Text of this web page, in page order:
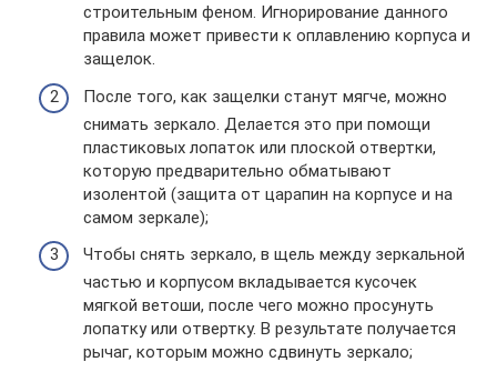
строительным феном. Игнорирование данного
правила может привести к оплавлению корпуса и
защелок.
После того, как защелки станут мягче, можно
снимать зеркало. Делается это при помощи
пластиковых лопаток или плоской отвертки,
которую предварительно обматывают
изолентой (защита от царапин на корпусе и на
самом зеркале);
Чтобы снять зеркало, в щель между зеркальной
частью и корпусом вкладывается кусочек
мягкой ветоши, после чего можно просунуть
лопатку или отвертку. В результате получается
рычаг, которым можно сдвинуть зеркало;